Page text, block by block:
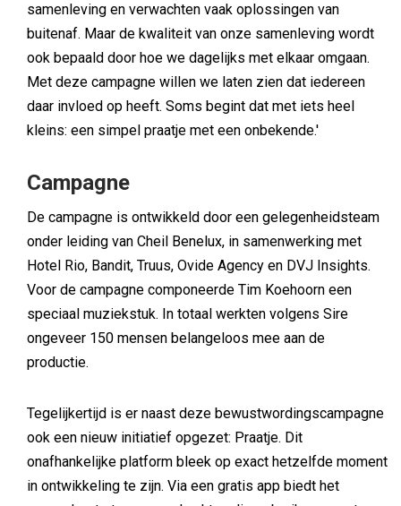
samenleving en verwachten vaak oplossingen van
buitenaf. Maar de kwaliteit van onze samenleving wordt
ook bepaald door hoe we dagelijks met elkaar omgaan.
Met deze campagne willen we laten zien dat iedereen
daar invloed op heeft. Soms begint dat met iets heel
kleins: een simpel praatje met een onbekende.'
Campagne
De campagne is ontwikkeld door een gelegenheidsteam
onder leiding van Cheil Benelux, in samenwerking met
Hotel Rio, Bandit, Truus, Ovide Agency en DVJ Insights.
Voor de campagne componeerde Tim Koehoorn een
speciaal muziekstuk. In totaal werkten volgens Sire
ongeveer 150 mensen belangeloos mee aan de
productie.
Tegelijkertijd is er naast deze bewustwordingscampagne
ook een nieuw initiatief opgezet: Praatje. Dit
onafhankelijke platform bleek op exact hetzelfde moment
in ontwikkeling te zijn. Via een gratis app biedt het